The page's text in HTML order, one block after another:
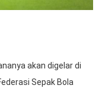
akan digelar di
Sepak Bola